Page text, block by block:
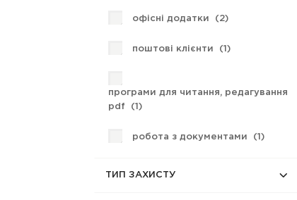
офісні додатки (2)
поштові клієнти (1 )
програми для читання, редагування
pdf (1 )
робота з документами (1 )
ТИП ЗАХИСТУ